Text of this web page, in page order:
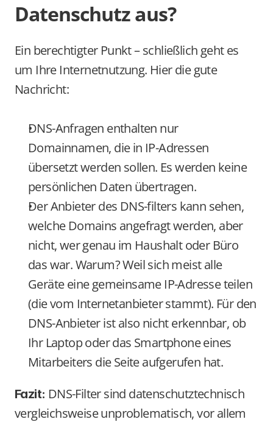
Datenschutz aus?
Ein berechtigter Punkt – schließlich geht es
um Ihre Internetnutzung. Hier die gute
Nachricht:
DNS-Anfragen enthalten nur
Domainnamen, die in IP-Adressen
übersetzt werden sollen. Es werden keine
persönlichen Daten übertragen.
Der Anbieter des DNS-filters kann sehen,
welche Domains angefragt werden, aber
nicht, wer genau im Haushalt oder Büro
das war. Warum? Weil sich meist alle
Geräte eine gemeinsame IP-Adresse teilen
(die vom Internetanbieter stammt). Für den
DNS-Anbieter ist also nicht erkennbar, ob
Ihr Laptop oder das Smartphone eines
Mitarbeiters die Seite aufgerufen hat.
Fazit: DNS-Filter sind datenschutztechnisch
vergleichsweise unproblematisch, vor allem